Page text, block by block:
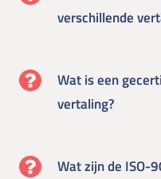
verschillende
Wat is een
vertaling?
Wat zijn de ISO-